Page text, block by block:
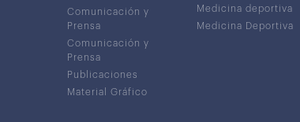
Comunicación y
Prensa
Comunicación y
Prensa
Publicaciones
Material Gráfico
Medicina deportiva
Medicina Deportiva